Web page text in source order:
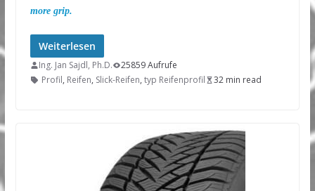
more grip.
Weiterlesen
Ing. Jan Sajdl, Ph.D.
25859 Aufrufe
Profil, Reifen, Slick-Reifen, typ Reifenprofil 32 min read